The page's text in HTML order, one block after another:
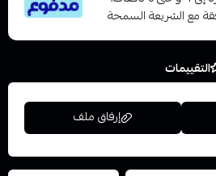
مع الشريعة السمحة
التقييمات
إرفاق ملف